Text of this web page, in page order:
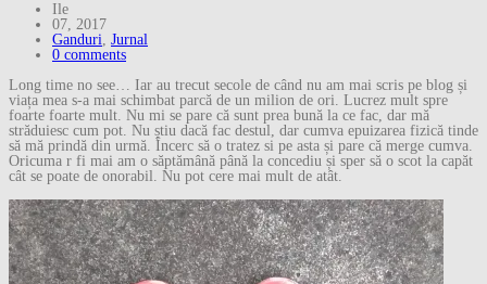
Ile
07, 2017
Ganduri, Jurnal
0 comments
Long time no see… Iar au trecut secole de când nu am mai scris pe blog și
viața mea s-a mai schimbat parcă de un milion de ori. Lucrez mult spre
foarte foarte mult. Nu mi se pare că sunt prea bună la ce fac, dar mă
străduiesc cum pot. Nu știu dacă fac destul, dar cumva epuizarea fizică tinde
să mă prindă din urmă. Încerc să o tratez si pe asta și pare că merge cumva.
Oricuma r fi mai am o săptămână până la concediu și sper să o scot la capăt
cât se poate de onorabil. Nu pot cere mai mult de atât.